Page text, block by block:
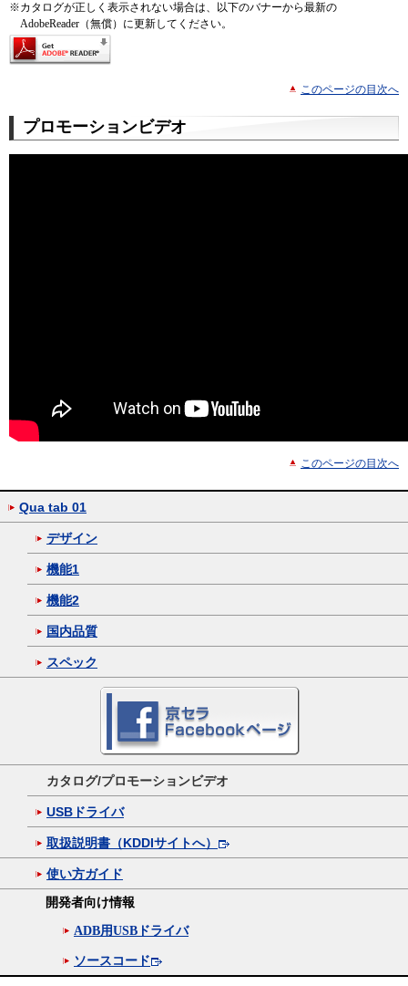
※カタログが正しく表示されない場合は、以下のバナーから最新の
AdobeReader（無償）に更新してください。
このページの目次へ
プロモーションビデオ
このページの目次へ
Qua tab 01
デザイン
機能1
機能2
国内品質
スペック
カタログ/プロモーションビデオ
USBドライバ
取扱説明書（KDDIサイトへ）
使い方ガイド
開発者向け情報
ADB用USBドライバ
ソースコード